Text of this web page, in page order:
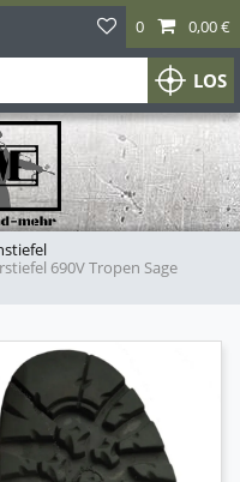
LOS
0 0,00 €
690V Tropen Sage